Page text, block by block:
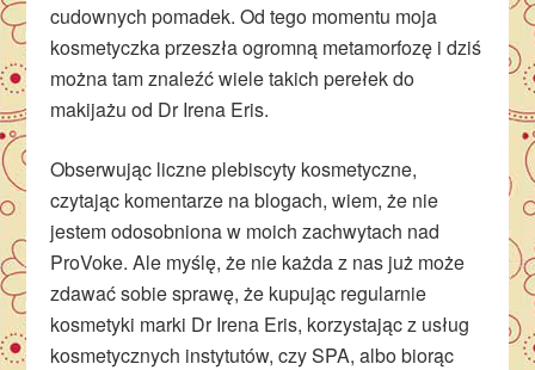
cudownych pomadek. Od tego momentu moja
kosmetyczka przeszła ogromną metamorfozę i dziś
można tam znaleźć wiele takich perełek do
makijażu od Dr Irena Eris.
Obserwując liczne plebiscyty kosmetyczne,
czytając komentarze na blogach, wiem, że nie
jestem odosobniona w moich zachwytach nad
ProVoke. Ale myślę, że nie każda z nas już może
zdawać sobie sprawę, że kupując regularnie
kosmetyki marki Dr Irena Eris, korzystając z usług
kosmetycznych instytutów, czy SPA, albo biorąc